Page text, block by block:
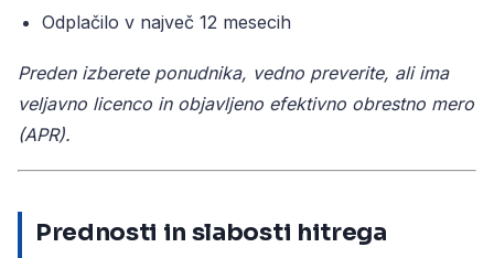
Odplačilo v največ 12 mesecih
Preden izberete ponudnika, vedno preverite, ali ima
veljavno licenco in objavljeno efektivno obrestno mero
(APR).
Prednosti in slabosti hitrega